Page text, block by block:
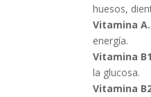
huesos,
Vitamina A.
energía.
Vitamina
la glucosa.
Vitamina